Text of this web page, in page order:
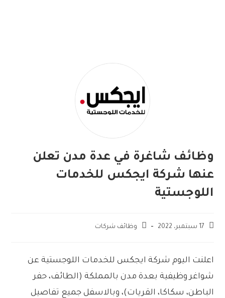
وظائف شاغرة في عدة مدن تعلن
عنها شركة ايجكس للخدمات
اللوجستية
17 سبتمبر، 2022 وظائف شركات
اعلنت اليوم شركة ايجكس للخدمات اللوجستية عن
شواغر وظيفية بعدة مدن بالمملكة (الطائف، حفر
الباطن، سكاكا، القريات)، وبالاسفل جميع تفاصيل